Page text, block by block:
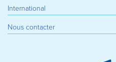
International
Nous contacter